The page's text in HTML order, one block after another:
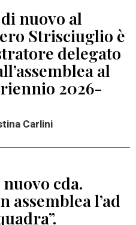
nuovo al
Strisciuglio è
delegato
al
2026-
Carlini
cda.
assemblea l’ad